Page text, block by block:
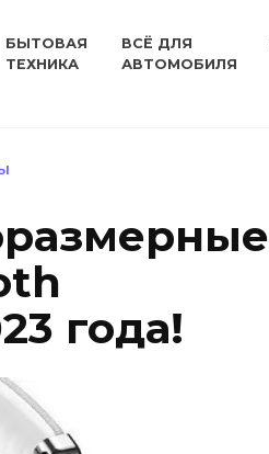
БЫТОВАЯ
ТЕХНИКА
ВСЁ ДЛЯ
АВТОМОБИЛЯ
года!